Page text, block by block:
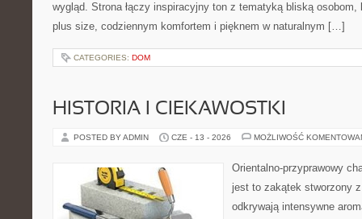
wygląd. Strona łączy inspiracyjny ton z tematyką bliską osobom,
plus size, codziennym komfortem i pięknem w naturalnym […]
CATEGORIES: DOM
HISTORIA I CIEKAWOSTKI
POSTED BY ADMIN CZE - 13 - 2026 MOŻLIWOŚĆ
Orientalno-przyprawowy
jest to zakątek stworzony
odkrywają intensywne